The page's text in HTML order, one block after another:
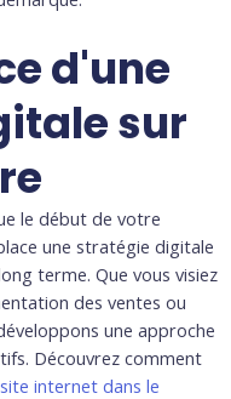
d'une
sur
le début de votre
une stratégie digitale
terme. Que vous visiez
des ventes ou
une approche
Découvrez comment
internet dans le